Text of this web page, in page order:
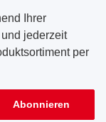
Ihrer
jederzeit
per
Abonnieren